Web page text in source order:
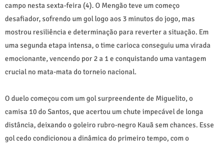
campo nesta sexta-feira (4). O Mengão teve um começo
desafiador, sofrendo um gol logo aos 3 minutos do jogo, mas
mostrou resiliência e determinação para reverter a situação. Em
uma segunda etapa intensa, o time carioca conseguiu uma virada
emocionante, vencendo por 2 a 1 e conquistando uma vantagem
crucial no mata-mata do torneio nacional.
O duelo começou com um gol surpreendente de Miguelito, o
camisa 10 do Santos, que acertou um chute impecável de longa
distância, deixando o goleiro rubro-negro Kauã sem chances. Esse
gol cedo condicionou a dinâmica do primeiro tempo, com o